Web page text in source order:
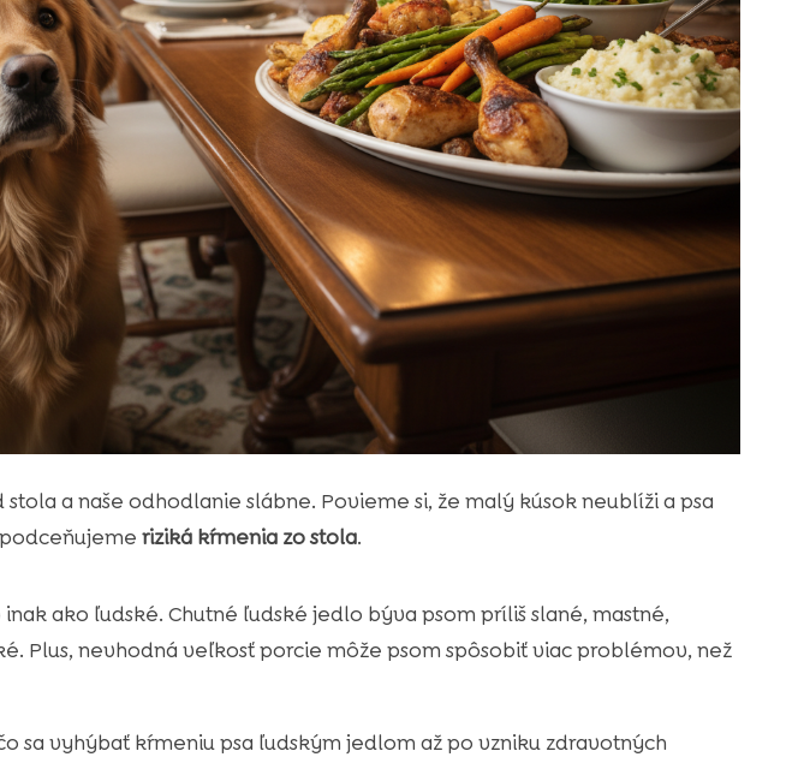
a naše odhodlanie slábne. Povieme si, že malý kúsok neublíži a psa
riziká kŕmenia zo stola.
ako ľudské. Chutné ľudské jedlo býva psom príliš slané, mastné,
Plus, nevhodná veľkosť porcie môže psom spôsobiť viac problémov, než
sa vyhýbať kŕmeniu psa ľudským jedlom až po vzniku zdravotných